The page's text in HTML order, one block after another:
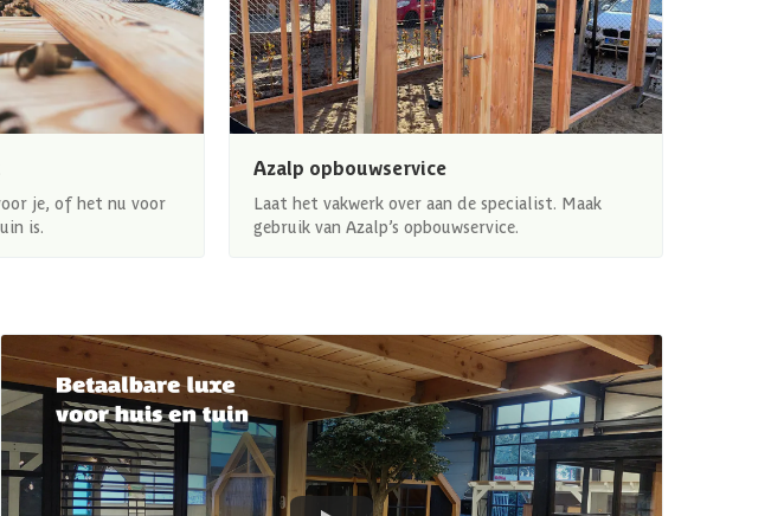
je, of het nu voor
is.
Azalp opbouwservice
Laat het vakwerk over aan de specialist. Maak
gebruik van Azalp’s opbouwservice.